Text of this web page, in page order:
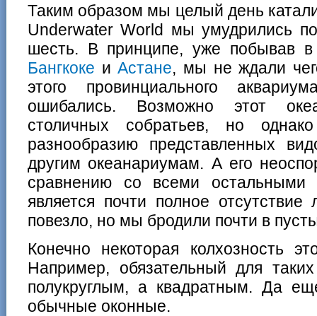
Таким образом мы целый день
Underwater World мы умудрились
шесть. В принципе, уже побывав
Бангкоке иАстане, мы не ждали
этого провинциального
ошибались. Возможно этот
столичных собратьев, но
разнообразию представленных
другим океанариумам. А его
сравнению со всеми остальными
является почти полное
повезло, но мы бродили почти в
Конечно некоторая колхозность
Например, обязательный для
полукруглым, а квадратным. Да
обычные оконные.